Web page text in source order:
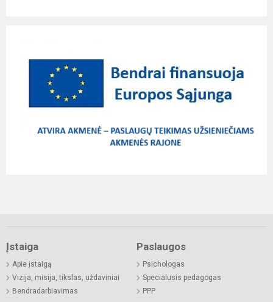
Įstaiga
Apie įstaigą
Vizija, misija, tikslas, uždaviniai
Bendradarbiavimas
Paslaugos
Psichologas
Specialusis pedagogas
PPP